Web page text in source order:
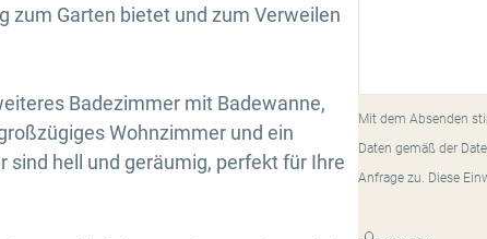
zum Garten bietet und zum Verweilen
Badezimmer mit Badewanne,
Wohnzimmer und ein
hell und geräumig, perfekt für Ihre
Mit dem Absenden
Daten gemäß der
Anfrage zu. Diese